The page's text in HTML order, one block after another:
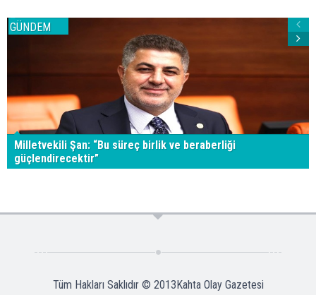
GÜNDEM
Milletvekili Şan: “Bu süreç birlik ve beraberliği
güçlendirecektir”
Tüm Hakları Saklıdır © 2013 Kahta Olay Gazetesi